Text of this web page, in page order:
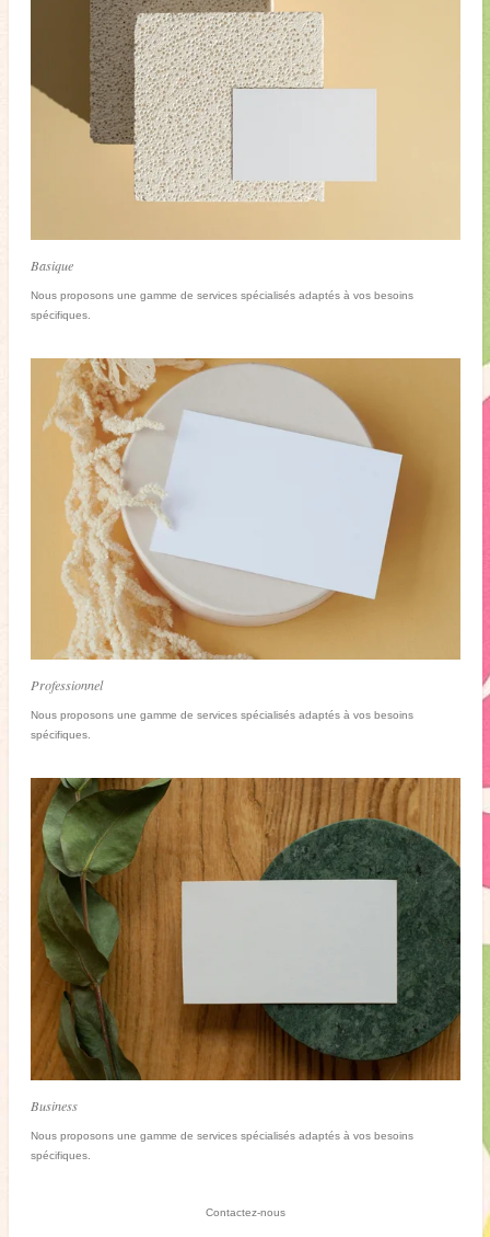
Basique
Nous proposons une gamme de services spécialisés adaptés à vos besoins
spécifiques.
Professionnel
Nous proposons une gamme de services spécialisés adaptés à vos besoins
spécifiques.
Business
Nous proposons une gamme de services spécialisés adaptés à vos besoins
spécifiques.
Contactez-nous